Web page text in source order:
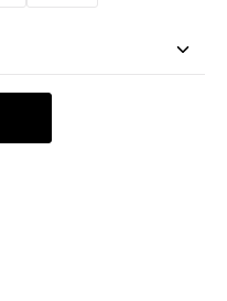
de gewenste